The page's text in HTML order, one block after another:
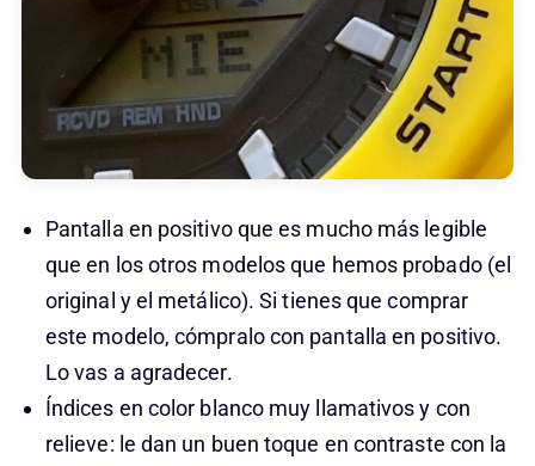
Pantalla en positivo que es mucho más legible
que en los otros modelos que hemos probado (el
original y el metálico). Si tienes que comprar
este modelo, cómpralo con pantalla en positivo.
Lo vas a agradecer.
Índices en color blanco muy llamativos y con
relieve: le dan un buen toque en contraste con la